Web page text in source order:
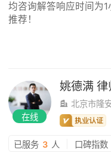
均咨询解答响应时间为
推荐！
在线
姚德满 律
北京市隆
已服务 3 人 口碑指数